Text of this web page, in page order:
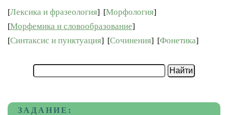
[Лексика и фразеология] [Морфология]
[Морфемика и словообразование]
[Синтаксис и пунктуация] [Сочинения] [Фонетика]
ЗАДАНИЕ: